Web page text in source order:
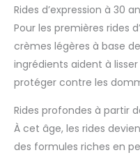
Rides d’expression à 30
Pour les premières rides
crèmes légères à base
ingrédients aident à
protéger contre les
Rides profondes à partir
À cet âge, les rides
des formules riches en